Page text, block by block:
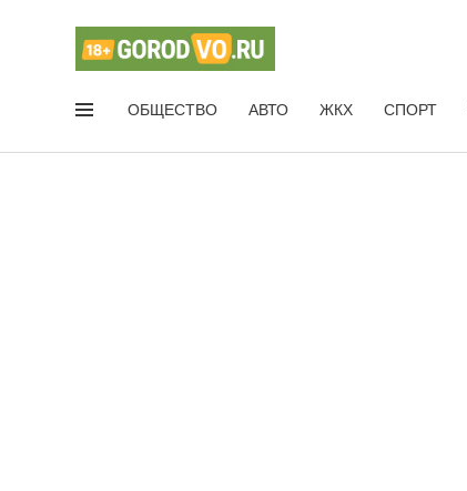
ОБЩЕСТВО АВТО ЖКХ СПОРТ